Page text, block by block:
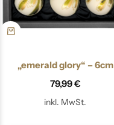
„emerald glory“ – 6cm
79,99€
inkl. MwSt.